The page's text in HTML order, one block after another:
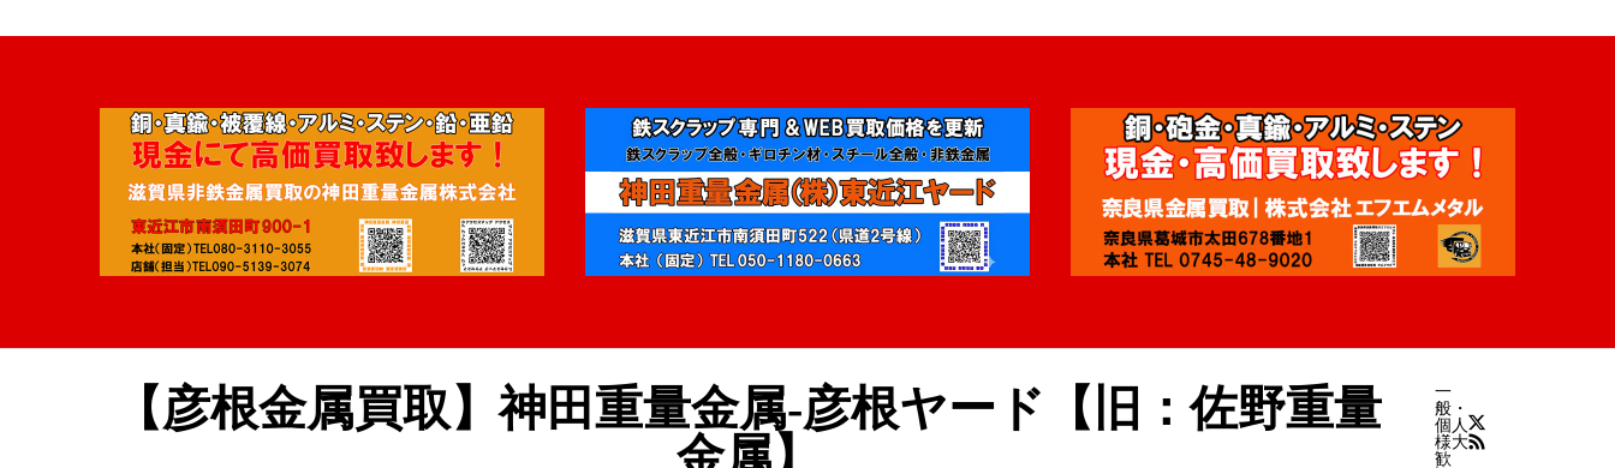
【彦根金属買取】神田重量金属-彦根ヤード【旧：佐野重量
金属】
一
般・
個人
様大
歓